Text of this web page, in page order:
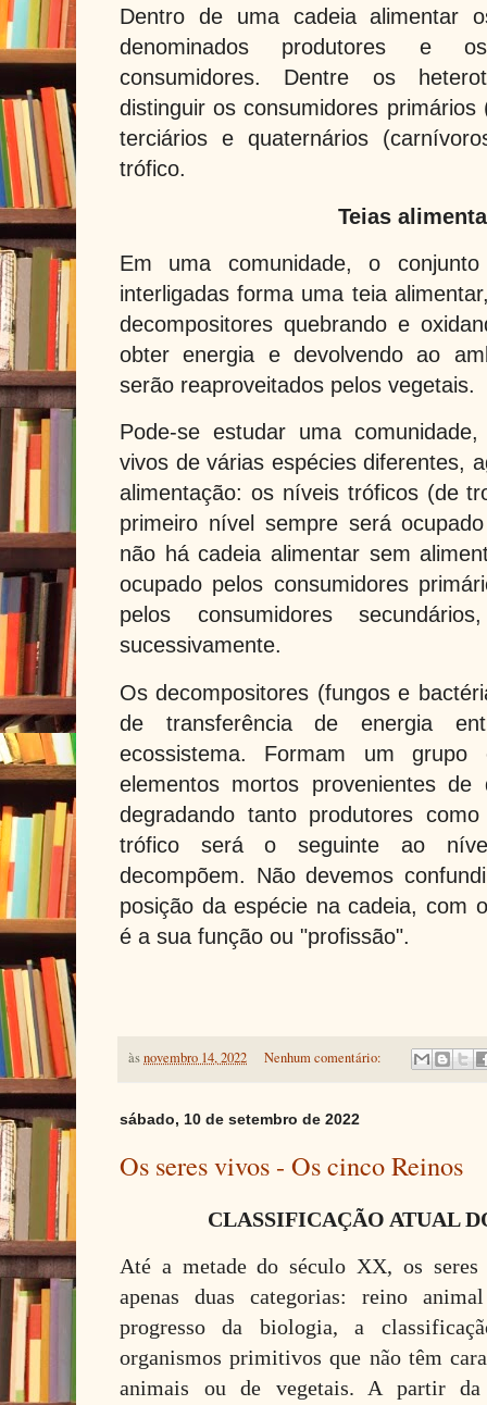
Dentro de uma cadeia alimentar
denominados produtores e
consumidores. Dentre os
distinguir os consumidores
terciários e quaternários
trófico.
Teias
Em uma comunidade, o
interligadas forma uma teia
decompositores quebrando e
obter energia e devolvendo ao
serão reaproveitados pelos vegetais.
Pode-se estudar uma
vivos de várias espécies diferentes,
alimentação: os níveis tróficos (de
primeiro nível sempre será
não há cadeia alimentar sem
ocupado pelos consumidores
pelos consumidores
sucessivamente.
Os decompositores (fungos e
de transferência de energia
ecossistema. Formam um grupo
elementos mortos provenientes de
degradando tanto produtores
trófico será o seguinte ao
decompõem. Não devemos
posição da espécie na cadeia, com
é a sua função ou "profissão".
àsnovembro 14, 2022 Nenhum comentário:
sábado, 10 de setembro de 2022
Os seres vivos - Os cinco Reinos
CLASSIFICAÇÃO ATUAL
Até a metade do século XX, os
apenas duas categorias: reino
progresso da biologia, a
organismos primitivos que não têm
animais ou de vegetais. A partir